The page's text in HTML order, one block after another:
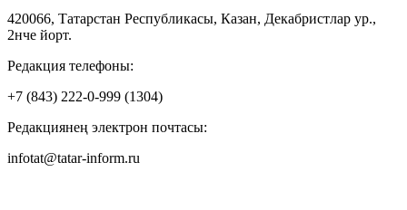
420066, Татарстан Республикасы, Казан, Декабристлар ур.,
2нче йорт.
Редакция телефоны:
+7 (843) 222-0-999 (1304)
Редакциянең электрон почтасы:
infotat@tatar-inform.ru